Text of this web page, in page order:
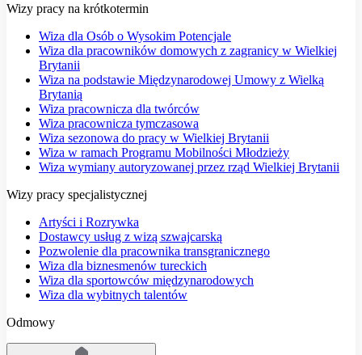
Wizy pracy na krótkotermin
Wiza dla Osób o Wysokim Potencjale
Wiza dla pracowników domowych z zagranicy w Wielkiej
Brytanii
Wiza na podstawie Międzynarodowej Umowy z Wielką
Brytanią
Wiza pracownicza dla twórców
Wiza pracownicza tymczasowa
Wiza sezonowa do pracy w Wielkiej Brytanii
Wiza w ramach Programu Mobilności Młodzieży
Wiza wymiany autoryzowanej przez rząd Wielkiej Brytanii
Wizy pracy specjalistycznej
Artyści i Rozrywka
Dostawcy usług z wizą szwajcarską
Pozwolenie dla pracownika transgranicznego
Wiza dla biznesmenów tureckich
Wiza dla sportowców międzynarodowych
Wiza dla wybitnych talentów
Odmowy